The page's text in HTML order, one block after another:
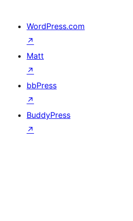
WordPress.com
↗
Matt
↗
bbPress
↗
BuddyPress
↗